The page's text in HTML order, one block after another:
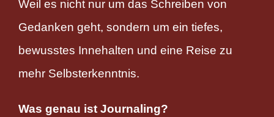
Weil es nicht nur um das Schreiben von
Gedanken geht, sondern um ein tiefes,
bewusstes Innehalten und eine Reise zu
mehr Selbsterkenntnis.
Was genau ist Journaling?